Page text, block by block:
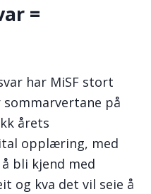
=
har MiSF stort
på
årets
opplæring, med
bli kjend med
og kva det vil seie å